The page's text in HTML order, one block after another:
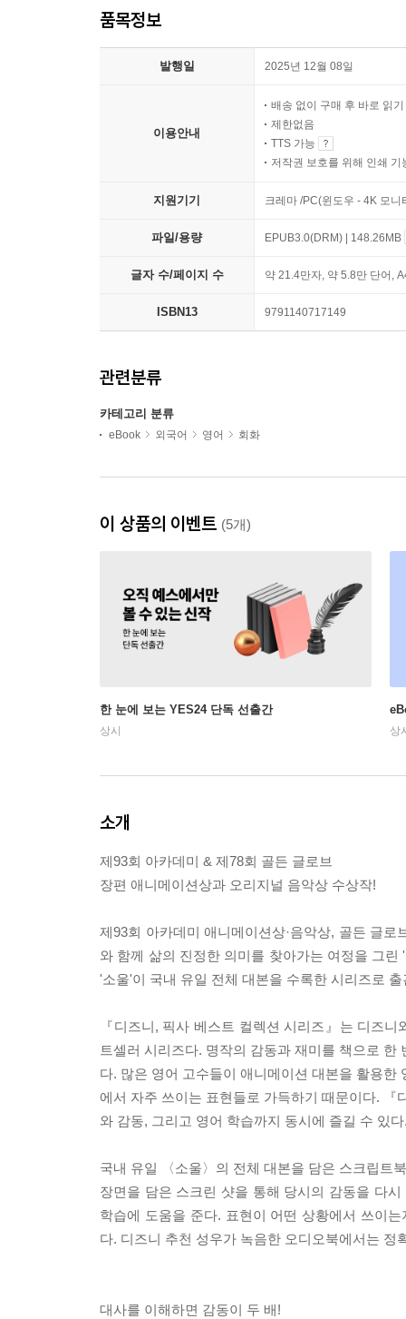
품목정보
발행일 2025년 12월 08일
이용안내
배송 없이 구매 후 바로 읽기
제한없음
TTS 가능
저작권 보호를 위해 인쇄 기
지원기기 크레마 /PC(윈도우 - 4K 모
파일/용량 EPUB3.0(DRM) | 148.26MB
글자 수/페이지 수 약 21.4만자, 약 5.8만 단어,
ISBN13 9791140717149
관련분류
카테고리 분류
eBook 외국어 영어 회화
이 상품의 이벤트 (5개)
한 눈에 보는 YES24 단독 선출간
상시 상
소개
제93회 아카데미 & 제78회 골든 글로브
장편 애니메이션상과 오리지널 음악상 수상작!
제93회 아카데미 애니메이션상·음악상, 골든 글
와 함께 삶의 진정한 의미를 찾아가는 여정을 그
'소울'이 국내 유일 전체 대본을 수록한 시리즈로
『디즈니, 픽사 베스트 컬렉션 시리즈』는 디즈
트셀러 시리즈다. 명작의 감동과 재미를 책으로
다. 많은 영어 고수들이 애니메이션 대본을 활용
에서 자주 쓰이는 표현들로 가득하기 때문이다.
와 감동, 그리고 영어 학습까지 동시에 즐길 수 있
국내 유일 〈소울〉의 전체 대본을 담은 스크립트
장면을 담은 스크린 샷을 통해 당시의 감동을 다
학습에 도움을 준다. 표현이 어떤 상황에서 쓰이
다. 디즈니 추천 성우가 녹음한 오디오북에서는
대사를 이해하면 감동이 두 배!